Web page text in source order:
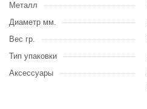
Металл
Диаметр мм.
Вес гр.
Тип упаковки
Аксессуары